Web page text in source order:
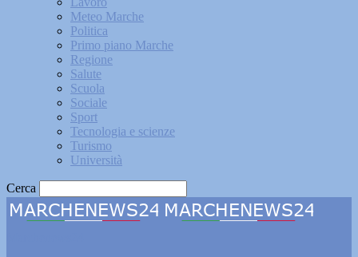
Meteo Marche
Politica
Primo piano Marche
Regione
Salute
Scuola
Sociale
Sport
Tecnologia e scienze
Turismo
Università
Cerca